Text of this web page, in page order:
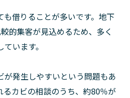
借りることが多いです。地下
的集客が見込めるため、多く
います。
が発生しやすいという問題もあ
るカビの相談のうち、約80％が